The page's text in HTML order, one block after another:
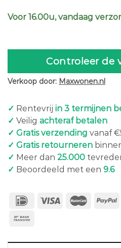
Voor 16.00u, vandaag
Controleer de
Verkoop door: Maxwonen.nl
✓ Rentevrij in 3 termijnen
✓ Veilig achteraf betalen
✓ Gratis verzending vanaf
✓ Gratis retourneren
✓ Meer dan 25.000
✓ Beoordeeld met een 9.6